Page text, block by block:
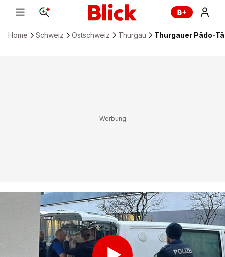
Home Schweiz Ostschweiz Thurgau Thurgauer Pädo-